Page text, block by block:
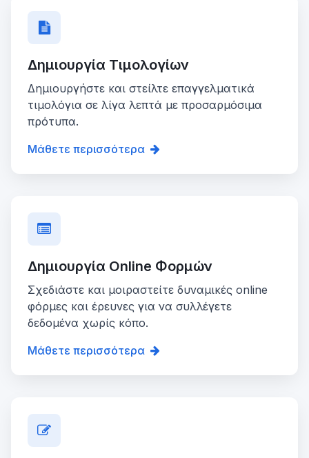
Δημιουργία Τιμολογίων
Δημιουργήστε και στείλτε επαγγελματικά
τιμολόγια σε λίγα λεπτά με προσαρμόσιμα
πρότυπα.
Μάθετε περισσότερα
Δημιουργία Online Φορμών
Σχεδιάστε και μοιραστείτε δυναμικές online
φόρμες και έρευνες για να συλλέγετε
δεδομένα χωρίς κόπο.
Μάθετε περισσότερα